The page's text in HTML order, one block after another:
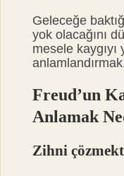
Geleceğe
yok olacağını
mesele
Freud’un
Anlamak
Zihni